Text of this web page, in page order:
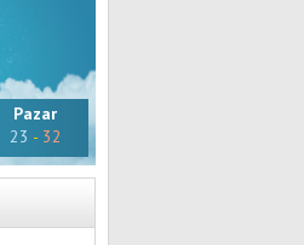
Pazar
23 - 32